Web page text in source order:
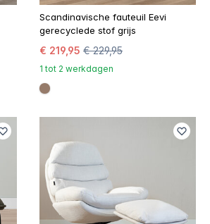
Scandinavische fauteuil Eevi
gerecyclede stof grijs
€ 219,95 € 229,95
1 tot 2 werkdagen
#967b6a